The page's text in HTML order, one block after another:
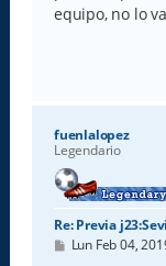
equipo, no lo
fuenlalopez
Legendario
Re: Previa
M
Lun Feb 04,